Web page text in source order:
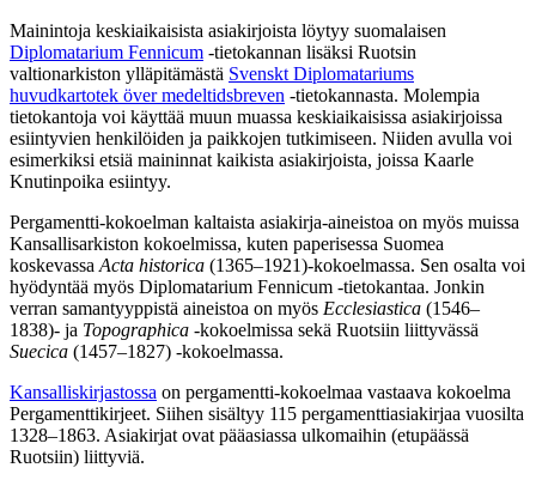
Mainintoja keskiaikaisista asiakirjoista löytyy suomalaisen
Diplomatarium Fennicum -tietokannan lisäksi Ruotsin
valtionarkiston ylläpitämästä Svenskt Diplomatariums
huvudkartotek över medeltidsbreven -tietokannasta. Molempia
tietokantoja voi käyttää muun muassa keskiaikaisissa asiakirjoissa
esiintyvien henkilöiden ja paikkojen tutkimiseen. Niiden avulla voi
esimerkiksi etsiä maininnat kaikista asiakirjoista, joissa Kaarle
Knutinpoika esiintyy.
Pergamentti-kokoelman kaltaista asiakirja-aineistoa on myös muissa
Kansallisarkiston kokoelmissa, kuten paperisessa Suomea
koskevassa Acta historica (1365–1921)-kokoelmassa. Sen osalta voi
hyödyntää myös Diplomatarium Fennicum -tietokantaa. Jonkin
verran samantyyppistä aineistoa on myös Ecclesiastica (1546–
1838)- ja Topographica -kokoelmissa sekä Ruotsiin liittyvässä
Suecica (1457–1827) -kokoelmassa.
Kansalliskirjastossa on pergamentti-kokoelmaa vastaava kokoelma
Pergamenttikirjeet. Siihen sisältyy 115 pergamenttiasiakirjaa vuosilta
1328–1863. Asiakirjat ovat pääasiassa ulkomaihin (etupäässä
Ruotsiin) liittyviä.